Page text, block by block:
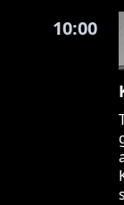
10:00